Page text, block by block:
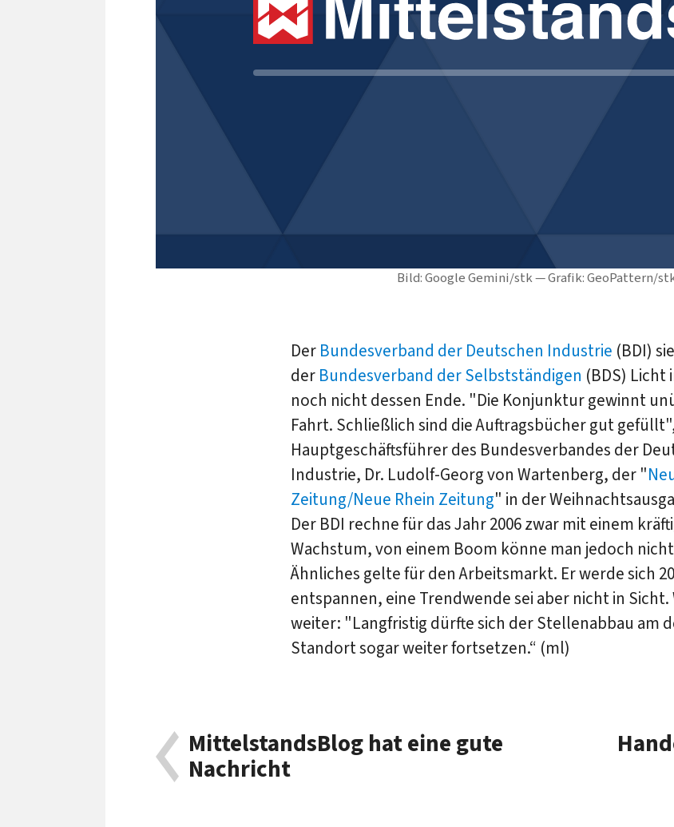
Bild: Google Gemini/stk — Grafik: GeoPattern/
Der Bundesverband der Deutschen Industrie (BDI)
der Bundesverband der Selbstständigen (BDS) Licht
noch nicht dessen Ende. "Die Konjunktur gewinnt
Fahrt. Schließlich sind die Auftragsbücher gut
Hauptgeschäftsführer des Bundesverbandes der
Industrie, Dr. Ludolf-Georg von Wartenberg, der "
Zeitung/Neue Rhein Zeitung" in der
Der BDI rechne für das Jahr 2006 zwar mit einem
Wachstum, von einem Boom könne man jedoch
Ähnliches gelte für den Arbeitsmarkt. Er werde sich
entspannen, eine Trendwende sei aber nicht in
weiter: "Langfristig dürfte sich der Stellenabbau am
Standort sogar weiter fortsetzen.“ (ml)
MittelstandsBlog hat eine gute
Nachricht